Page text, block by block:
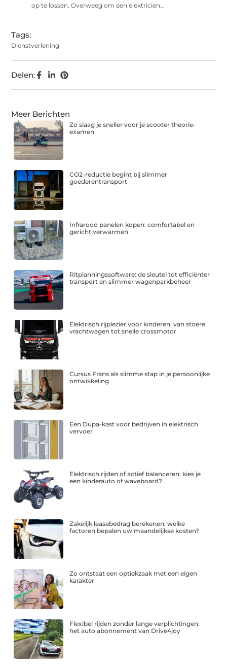
op te lossen. Overweeg om een ​​elektricien...
Tags:
Dienstverlening
Delen:
Meer Berichten
Zo slaag je sneller voor je scooter theorie-
examen
CO2-reductie begint bij slimmer
goederentransport
Infrarood panelen kopen: comfortabel en
gericht verwarmen
Ritplanningssoftware: de sleutel tot efficiënter
transport en slimmer wagenparkbeheer
Elektrisch rijplezier voor kinderen: van stoere
vrachtwagen tot snelle crossmotor
Cursus Frans als slimme stap in je persoonlijke
ontwikkeling
Een Dupa-kast voor bedrijven in elektrisch
vervoer
Elektrisch rijden of actief balanceren: kies je
een kinderauto of waveboard?
Zakelijk leasebedrag berekenen: welke
factoren bepalen uw maandelijkse kosten?
Zo ontstaat een optiekzaak met een eigen
karakter
Flexibel rijden zonder lange verplichtingen:
het auto abonnement van Drive4joy